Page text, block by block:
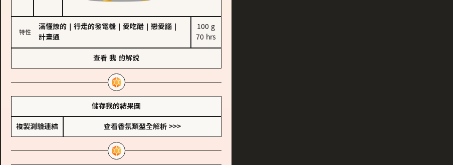
特性
滿懂撩的 行走的發電機 愛吃醋 戀愛腦
計畫通
100 g
70 hrs
查看 我 的解說
儲存我的結果圖
複製測驗連結 查看香氛類型全解析 >>>